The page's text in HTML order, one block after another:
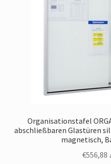
Organisationstafel
abschließbaren Glastüren
magnetisch,
€556,88